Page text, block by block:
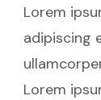
Lorem
adipiscing
Lorem